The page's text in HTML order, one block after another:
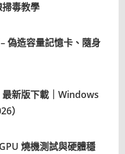
毒教學
偽造容量記憶卡、隨身
新版下載｜Windows
）
燒機測試與硬體穩